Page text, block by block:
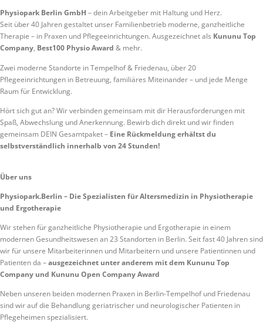
Physiopark Berlin GmbH – dein Arbeitgeber mit Haltung und Herz.
Seit über 40 Jahren gestaltet unser Familienbetrieb moderne, ganzheitliche
Therapie – in Praxen und Pflegeeinrichtungen. Ausgezeichnet als Kununu Top
Company, Best100 Physio Award & mehr.
Zwei moderne Standorte in Tempelhof & Friedenau, über 20
Pflegeeinrichtungen in Betreuung, familiäres Miteinander – und jede Menge
Raum für Entwicklung.
Hört sich gut an? Wir verbinden gemeinsam mit dir Herausforderungen mit
Spaß, Abwechslung und Anerkennung. Bewirb dich direkt und wir finden
gemeinsam DEIN Gesamtpaket – Eine Rückmeldung erhältst du
selbstverständlich innerhalb von 24 Stunden!
Über uns
Physiopark.Berlin – Die Spezialisten für Altersmedizin in Physiotherapie
und Ergotherapie
Wir stehen für ganzheitliche Physiotherapie und Ergotherapie in einem
modernen Gesundheitswesen an 23 Standorten in Berlin. Seit fast 40 Jahren sind
wir für unsere Mitarbeiterinnen und Mitarbeitern und unsere Patientinnen und
Patienten da –ausgezeichnet unter anderem mit dem Kununu Top
Company und Kununu Open Company Award
Neben unseren beiden modernen Praxen in Berlin-Tempelhof und Friedenau
sind wir auf die Behandlung geriatrischer und neurologischer Patienten in
Pflegeheimen spezialisiert.